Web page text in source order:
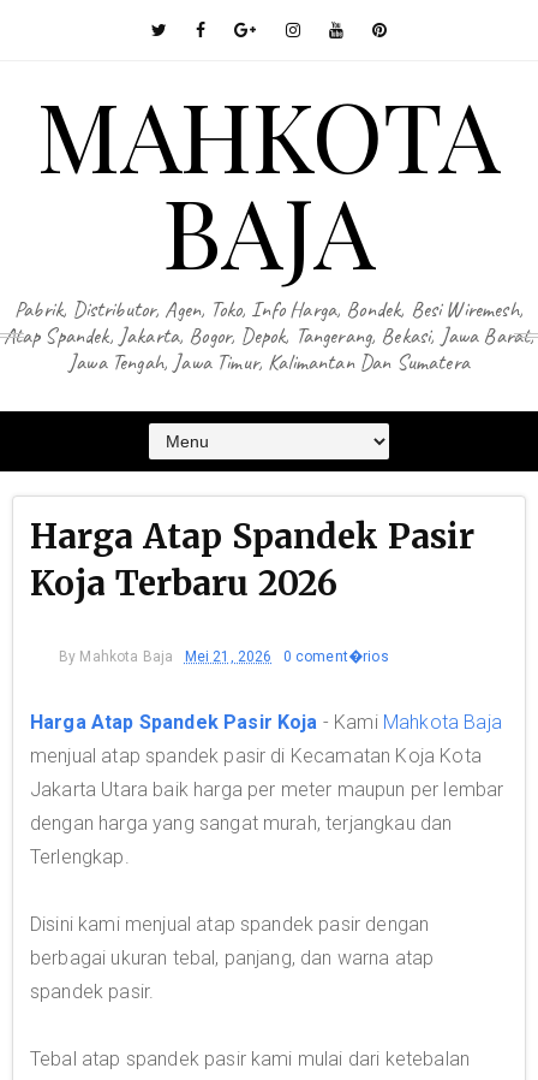
MAHKOTA
BAJA
Pabrik, Distributor, Agen, Toko, Info Harga, Bondek, Besi Wiremesh,
Atap Spandek, Jakarta, Bogor, Depok, Tangerang, Bekasi, Jawa Barat,
Jawa Tengah, Jawa Timur, Kalimantan Dan Sumatera
Harga Atap Spandek Pasir
Koja Terbaru 2026
By Mahkota Baja Mei 21, 2026 0 coment�rios
Harga Atap Spandek Pasir Koja - Kami Mahkota Baja
menjual atap spandek pasir di Kecamatan Koja Kota
Jakarta Utara baik harga per meter maupun per lembar
dengan harga yang sangat murah, terjangkau dan
Terlengkap.
Disini kami menjual atap spandek pasir dengan
berbagai ukuran tebal, panjang, dan warna atap
spandek pasir.
Tebal atap spandek pasir kami mulai dari ketebalan